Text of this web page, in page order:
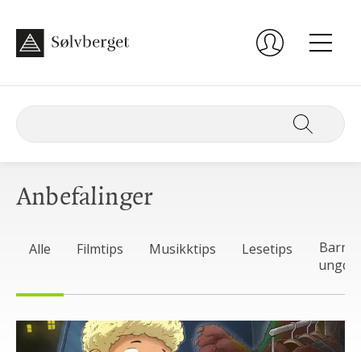
Anbefalinger
Alle Filmtips Musikktips Lesetips
Barn